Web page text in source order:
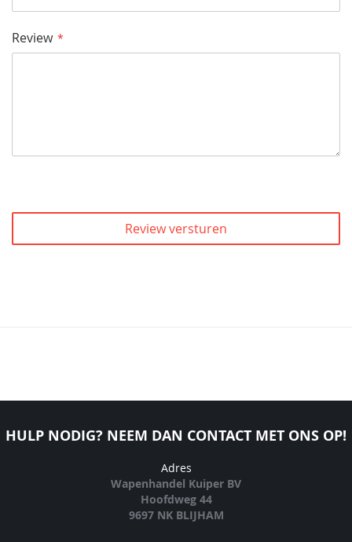
Review
Review versturen
HULP NODIG? NEEM DAN CONTACT MET ONS OP!
Adres
Wapenhandel Kuiper BV
Hoofdweg 44
9697 NK BLIJHAM